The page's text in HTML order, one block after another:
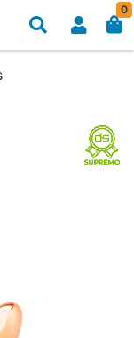
0